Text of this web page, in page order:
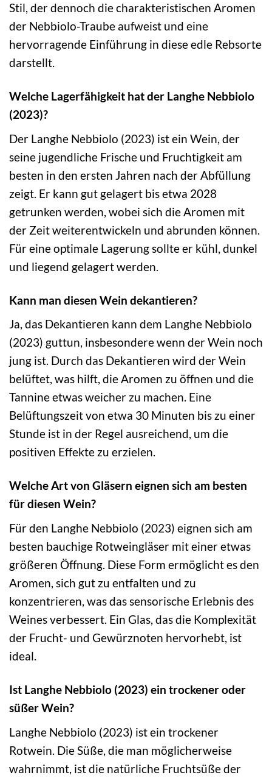
Stil, der dennoch die charakteristischen Aromen
der Nebbiolo-Traube aufweist und eine
hervorragende Einführung in diese edle Rebsorte
darstellt.
Welche Lagerfähigkeit hat der Langhe Nebbiolo
(2023)?
Der Langhe Nebbiolo (2023) ist ein Wein, der
seine jugendliche Frische und Fruchtigkeit am
besten in den ersten Jahren nach der Abfüllung
zeigt. Er kann gut gelagert bis etwa 2028
getrunken werden, wobei sich die Aromen mit
der Zeit weiterentwickeln und abrunden können.
Für eine optimale Lagerung sollte er kühl, dunkel
und liegend gelagert werden.
Kann man diesen Wein dekantieren?
Ja, das Dekantieren kann dem Langhe Nebbiolo
(2023) guttun, insbesondere wenn der Wein noch
jung ist. Durch das Dekantieren wird der Wein
belüftet, was hilft, die Aromen zu öffnen und die
Tannine etwas weicher zu machen. Eine
Belüftungszeit von etwa 30 Minuten bis zu einer
Stunde ist in der Regel ausreichend, um die
positiven Effekte zu erzielen.
Welche Art von Gläsern eignen sich am besten
für diesen Wein?
Für den Langhe Nebbiolo (2023) eignen sich am
besten bauchige Rotweingläser mit einer etwas
größeren Öffnung. Diese Form ermöglicht es den
Aromen, sich gut zu entfalten und zu
konzentrieren, was das sensorische Erlebnis des
Weines verbessert. Ein Glas, das die Komplexität
der Frucht- und Gewürznoten hervorhebt, ist
ideal.
Ist Langhe Nebbiolo (2023) ein trockener oder
süßer Wein?
Langhe Nebbiolo (2023) ist ein trockener
Rotwein. Die Süße, die man möglicherweise
wahrnimmt, ist die natürliche Fruchtsüße der